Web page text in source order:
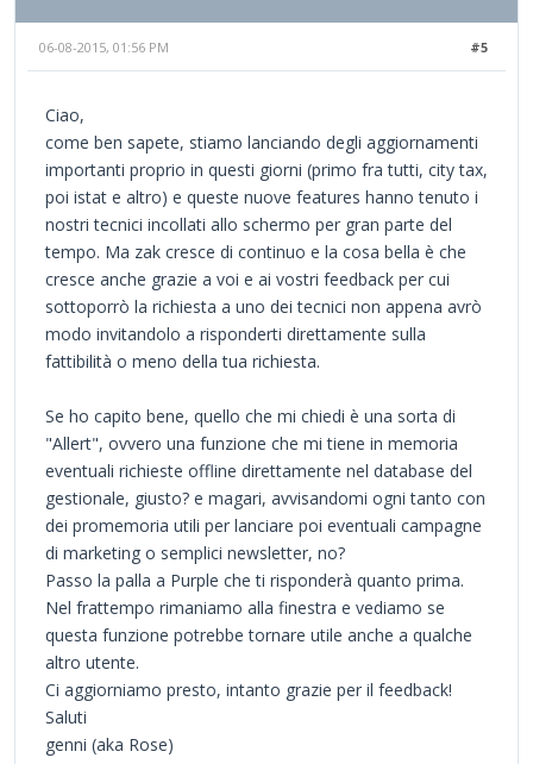
#5
06-08-2015, 01:56 PM
Ciao,
come ben sapete, stiamo lanciando degli aggiornamenti
importanti proprio in questi giorni (primo fra tutti, city tax,
poi istat e altro) e queste nuove features hanno tenuto i
nostri tecnici incollati allo schermo per gran parte del
tempo. Ma zak cresce di continuo e la cosa bella è che
cresce anche grazie a voi e ai vostri feedback per cui
sottoporrò la richiesta a uno dei tecnici non appena avrò
modo invitandolo a risponderti direttamente sulla
fattibilità o meno della tua richiesta.
Se ho capito bene, quello che mi chiedi è una sorta di
"Allert", ovvero una funzione che mi tiene in memoria
eventuali richieste offline direttamente nel database del
gestionale, giusto? e magari, avvisandomi ogni tanto con
dei promemoria utili per lanciare poi eventuali campagne
di marketing o semplici newsletter, no?
Passo la palla a Purple che ti risponderà quanto prima.
Nel frattempo rimaniamo alla finestra e vediamo se
questa funzione potrebbe tornare utile anche a qualche
altro utente.
Ci aggiorniamo presto, intanto grazie per il feedback!
Saluti
genni (aka Rose)